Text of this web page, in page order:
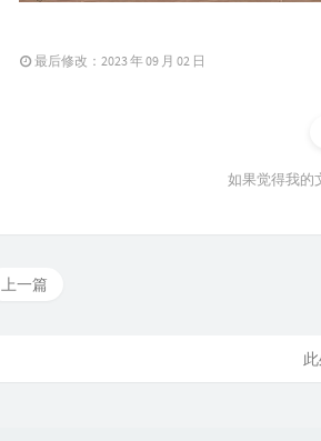
最后修改：2023 年 09 月 02 日
如果觉得我的
上一篇